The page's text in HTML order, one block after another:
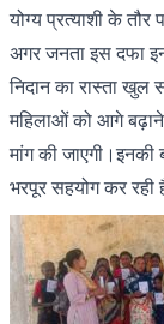
योग्य प्रत्याशी के
अगर जनता इस दफा
निदान का रास्ता खुल
महिलाओं को आगे
मांग की जाएगी।इनकी
भरपूर सहयोग कर